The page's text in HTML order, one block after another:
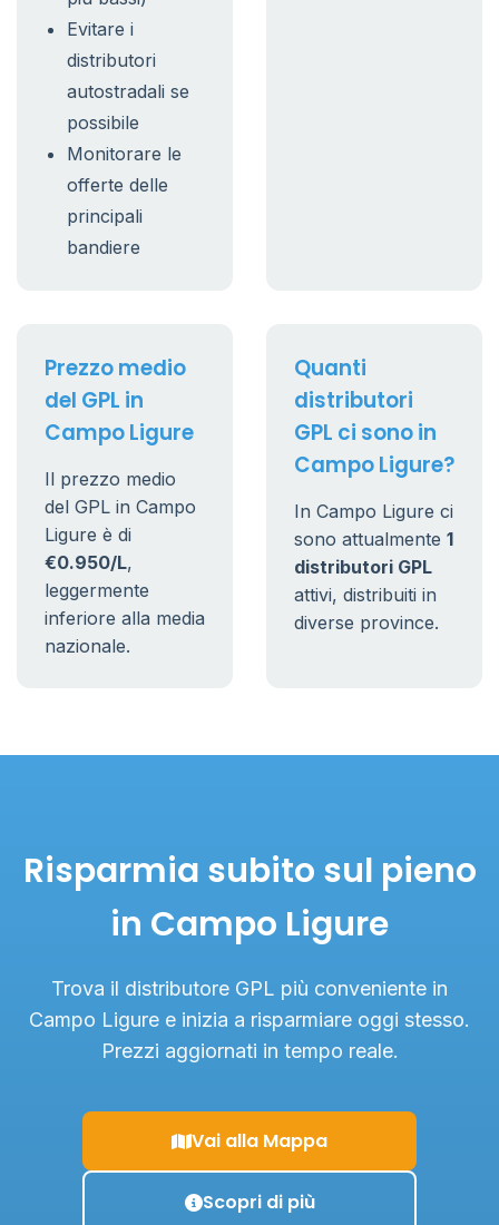
Evitare i
distributori
autostradali se
possibile
Monitorare le
offerte delle
principali
bandiere
Prezzo medio
del GPL in
Campo Ligure
Il prezzo medio
del GPL in Campo
Ligure è di
€0.950/L,
leggermente
inferiore alla media
nazionale.
Quanti
distributori
GPL ci sono in
Campo Ligure?
In Campo Ligure ci
sono attualmente 1
distributori GPL
attivi, distribuiti in
diverse province.
Risparmia subito sul pieno
in Campo Ligure
Trova il distributore GPL più conveniente in
Campo Ligure e inizia a risparmiare oggi stesso.
Prezzi aggiornati in tempo reale.
Vai alla Mappa
Scopri di più